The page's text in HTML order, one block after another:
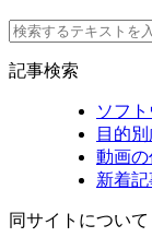
記事検索
ソフ
目的
動画
新着
同サイトについて